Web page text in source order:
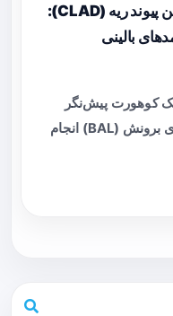
(BAL) پیش از بروز نارسایی مزمن پیوند ریه (CLAD):
کوهورت پیش‌نگر
چند-اومیکس روی مایع شست‌وشوی برونش (BAL) انجام